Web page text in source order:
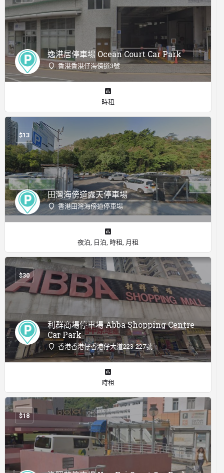
逸港居停車場 Ocean Court Car Park
香港香港仔海傍道3號
時租
田灣海傍道露天停車場
香港田灣海傍道停車場
$13
夜泊, 日泊, 時租, 月租
利群商場停車場 Abba Shopping Centre
Car Park
香港香港仔香港仔大道223-227號
$30
時租
$18